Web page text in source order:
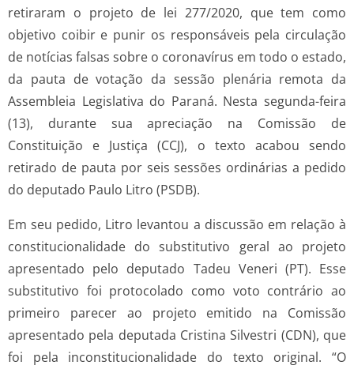
retiraram o projeto de lei 277/2020, que tem como
objetivo coibir e punir os responsáveis pela circulação
de notícias falsas sobre o coronavírus em todo o estado,
da pauta de votação da sessão plenária remota da
Assembleia Legislativa do Paraná. Nesta segunda-feira
(13), durante sua apreciação na Comissão de
Constituição e Justiça (CCJ), o texto acabou sendo
retirado de pauta por seis sessões ordinárias a pedido
do deputado Paulo Litro (PSDB).
Em seu pedido, Litro levantou a discussão em relação à
constitucionalidade do substitutivo geral ao projeto
apresentado pelo deputado Tadeu Veneri (PT). Esse
substitutivo foi protocolado como voto contrário ao
primeiro parecer ao projeto emitido na Comissão
apresentado pela deputada Cristina Silvestri (CDN), que
foi pela inconstitucionalidade do texto original. “O